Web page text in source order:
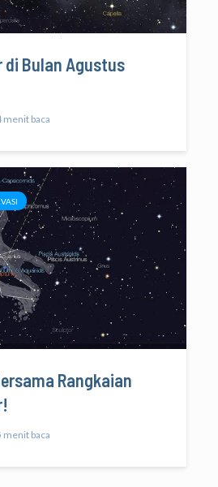
di Bulan Agustus
menit baca
Rangkaian
menit baca